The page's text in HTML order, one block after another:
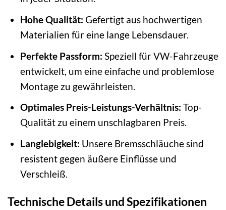
Hohe Qualität: Gefertigt aus hochwertigen
Materialien für eine lange Lebensdauer.
Perfekte Passform: Speziell für VW-Fahrzeuge
entwickelt, um eine einfache und problemlose
Montage zu gewährleisten.
Optimales Preis-Leistungs-Verhältnis: Top-
Qualität zu einem unschlagbaren Preis.
Langlebigkeit: Unsere Bremsschläuche sind
resistent gegen äußere Einflüsse und
Verschleiß.
Technische Details und Spezifikationen